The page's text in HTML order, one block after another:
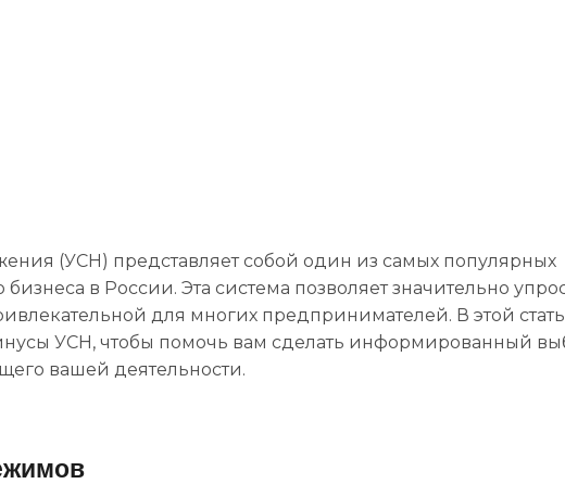
(УСН) представляет собой один из самых популярных
в России. Эта система позволяет значительно
для многих предпринимателей. В этой
УСН, чтобы помочь вам сделать информированный
вашей деятельности.